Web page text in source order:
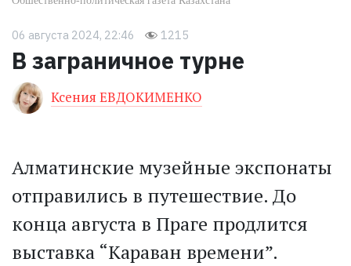
06 августа 2024, 22:46 1215
В заграничное турне
Ксения ЕВДОКИМЕНКО
Алматинские музейные экспонаты
отправились в путешествие. До
конца августа в Праге продлится
выставка “Караван времени”.